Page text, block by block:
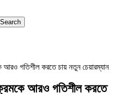
আরও গতিশীল করতে চায় নতুন চেয়ারম্যান
আরও গতিশীল করতে